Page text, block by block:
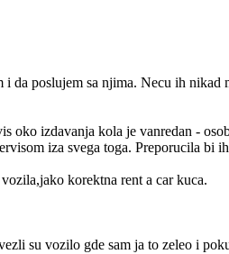
da poslujem sa njima. Necu ih
oko izdavanja kola je vanredan -
iza svega toga. Preporucila bi
korektna rent a car kuca.
su vozilo gde sam ja to zeleo i